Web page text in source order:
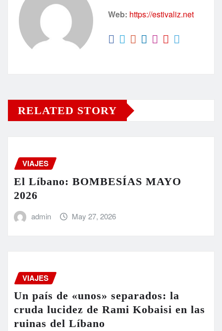
Web: https://estivaliz.net
RELATED STORY
VIAJES
El Líbano: BOMBESÍAS MAYO
2026
admin May 27, 2026
VIAJES
Un país de «unos» separados: la
cruda lucidez de Rami Kobaisi en las
ruinas del Líbano